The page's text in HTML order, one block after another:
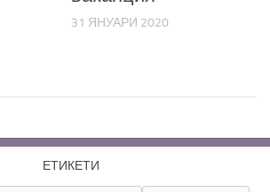
31 ЯНУАРИ 2020
ЕТИКЕТИ